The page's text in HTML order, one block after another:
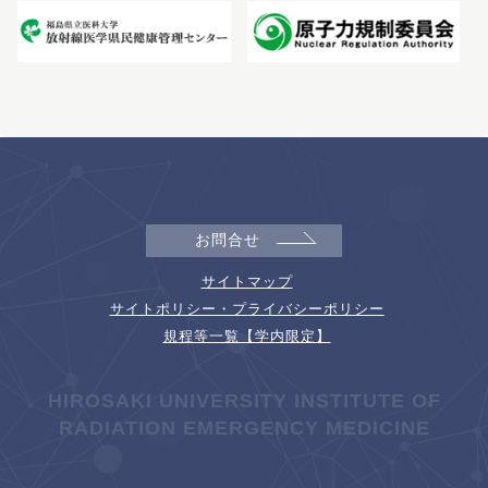
お問合せ
サイトマップ
サイトポリシー・プライバシーポリシー
規程等一覧【学内限定】
HIROSAKI UNIVERSITY INSTITUTE OF
RADIATION EMERGENCY MEDICINE